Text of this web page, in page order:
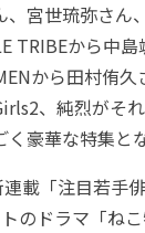
、宮世琉弥さん
TRIBEから中
から田村侑
、純烈がそ
豪華な特集と
載「注目若手
のドラマ「ね